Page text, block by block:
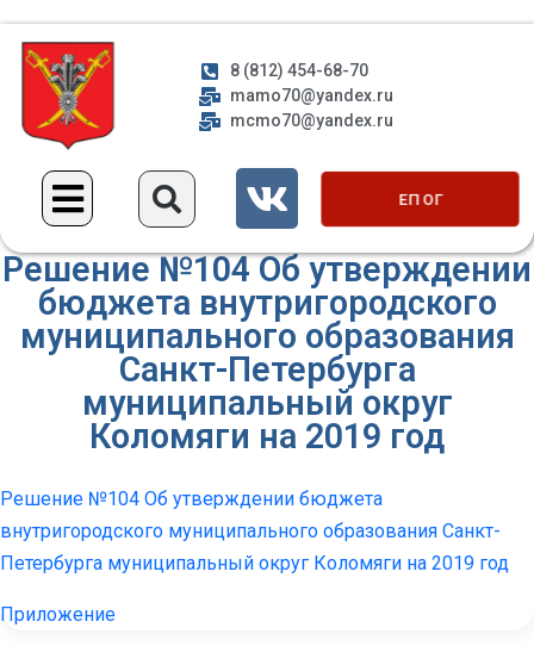
8 (812) 454-68-70
mamo70@yandex.ru
mcmo70@yandex.ru
ЕП ОГ
Решение №104 Об утверждении
бюджета внутригородского
муниципального образования
Санкт-Петербурга
муниципальный округ
Коломяги на 2019 год
Решение №104 Об утверждении бюджета
внутригородского муниципального образования Санкт-
Петербурга муниципальный округ Коломяги на 2019 год
Приложение